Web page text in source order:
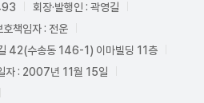
회장·발행인 : 곽영길
호책임자 : 전운
42(수송동 146-1) 이마빌딩 11층
자 : 2007년 11월 15일